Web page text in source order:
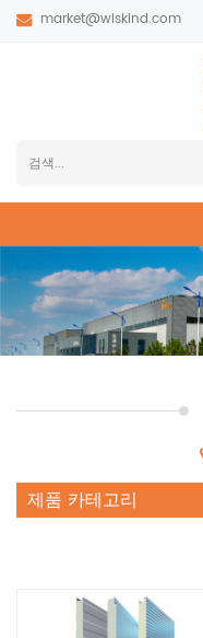
market@wiskind.com
제품 카테고리